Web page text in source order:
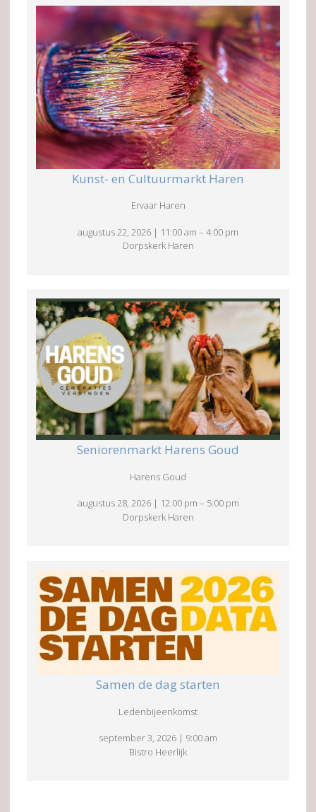
Kunst- en Cultuurmarkt Haren
Ervaar Haren
augustus 22, 2026 | 11:00 am – 4:00 pm
Dorpskerk Haren
Seniorenmarkt Harens Goud
Harens Goud
augustus 28, 2026 | 12:00 pm – 5:00 pm
Dorpskerk Haren
Samen de dag starten
Ledenbijeenkomst
september 3, 2026 | 9:00 am
Bistro Heerlijk